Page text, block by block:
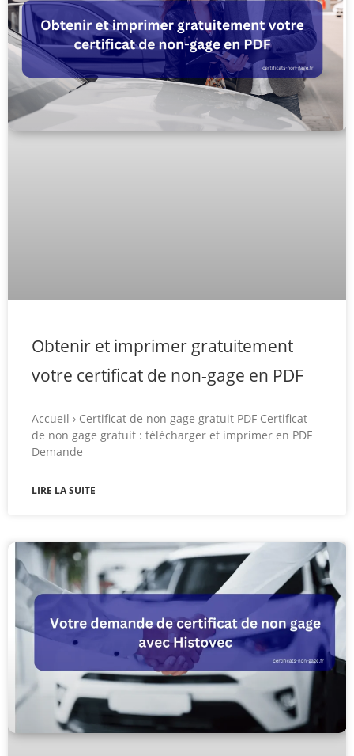
Obtenir et imprimer gratuitement
votre certificat de non-gage en PDF
Accueil › Certificat de non gage gratuit PDF Certificat
de non gage gratuit : télécharger et imprimer en PDF
Demande
LIRE LA SUITE